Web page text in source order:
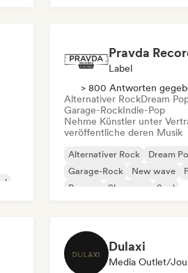
Pravda
Label
> 800 Antworten
Alternativer RockDream
Garage-RockIndie-Pop
Nehme Künstler unter
veröffentliche deren Musik
Alternativer Rock
Dream
Garage-Rock
New wave
Reggae
Shoegaze Soul
Dulaxi
Media Outlet/